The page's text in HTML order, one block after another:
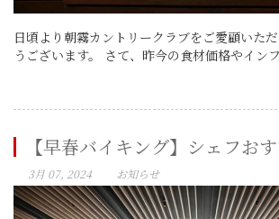
日頃より朝霧カントリークラブをご愛顧いた
うございます。 さて、昨今の食材価格やイン
【早春バイキング】シェフお
3月 07, 2024 お知らせ